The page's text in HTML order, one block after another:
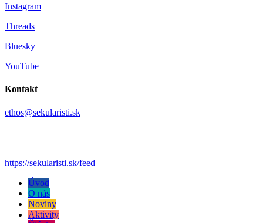
Instagram
Threads
Bluesky
YouTube
Kontakt
ethos@sekularisti.sk
https://sekularisti.sk/feed
Úvod
O nás
Noviny
Aktivity